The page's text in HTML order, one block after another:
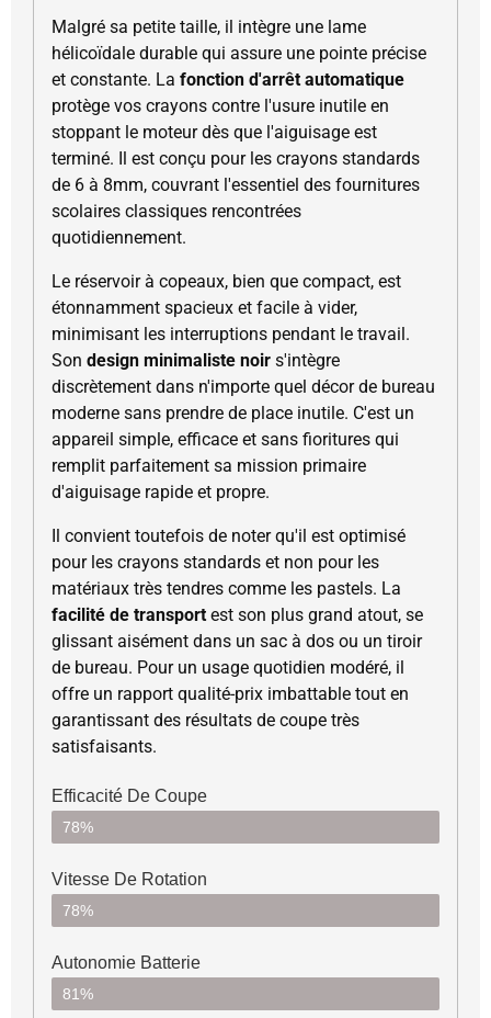
Malgré sa petite taille, il intègre une lame
hélicoïdale durable qui assure une pointe précise
et constante. La fonction d'arrêt automatique
protège vos crayons contre l'usure inutile en
stoppant le moteur dès que l'aiguisage est
terminé. Il est conçu pour les crayons standards
de 6 à 8mm, couvrant l'essentiel des fournitures
scolaires classiques rencontrées
quotidiennement.
Le réservoir à copeaux, bien que compact, est
étonnamment spacieux et facile à vider,
minimisant les interruptions pendant le travail.
Son design minimaliste noir s'intègre
discrètement dans n'importe quel décor de bureau
moderne sans prendre de place inutile. C'est un
appareil simple, efficace et sans fioritures qui
remplit parfaitement sa mission primaire
d'aiguisage rapide et propre.
Il convient toutefois de noter qu'il est optimisé
pour les crayons standards et non pour les
matériaux très tendres comme les pastels. La
facilité de transport est son plus grand atout, se
glissant aisément dans un sac à dos ou un tiroir
de bureau. Pour un usage quotidien modéré, il
offre un rapport qualité-prix imbattable tout en
garantissant des résultats de coupe très
satisfaisants.
Efficacité De Coupe
78%
Vitesse De Rotation
78%
Autonomie Batterie
81%